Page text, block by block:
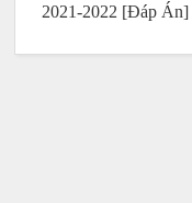
2021-2022 [Đáp Án]